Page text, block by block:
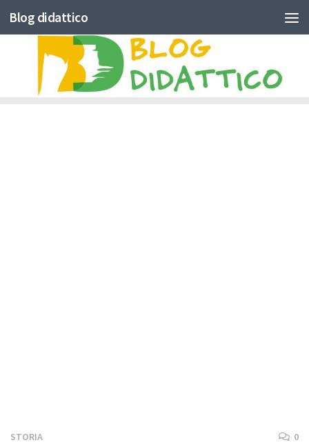
Skip to content
Blog didattico
STORIA 0